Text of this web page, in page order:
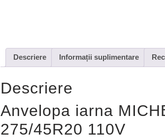
Descriere Informații suplimentare
Descriere
Anvelopa iarna
275/45R20 110V